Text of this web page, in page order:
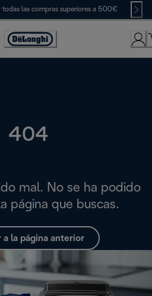
todas las compras superiores a 500€
Accessibility
Statement
404
mal. No se ha podido
página que buscas.
a la página anterior